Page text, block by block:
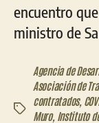
encuentro
ministro de
Etiquetas
Agencia de
Asociación de
contratados,
Muro, Instituto